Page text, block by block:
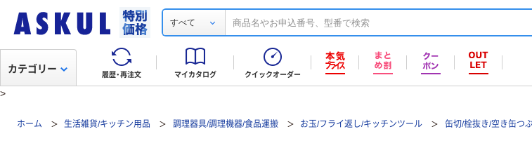
すべて
履歴・再注文 マイカタログ クイックオーダー
カテゴリー
>
ホーム 生活雑貨/キッチン用品 調理器具/調理機器/食品運搬 お玉/フライ返し/キッチンツール 缶切/栓抜き/空き缶つ